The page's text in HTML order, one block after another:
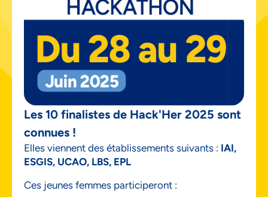
Les 10 finalistes de Hack'Her 2025 sont
connues !
Elles viennent des établissements suivants : IAI,
ESGIS, UCAO, LBS, EPL
Ces jeunes femmes participeront :